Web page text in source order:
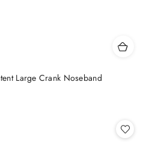
Large Crank Noseband